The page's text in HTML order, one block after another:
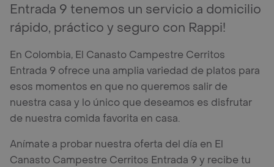
Entrada 9 tenemos un servicio a domicilio
rápido, práctico y seguro con Rappi!
En Colombia, El Canasto Campestre Cerritos
Entrada 9 ofrece una amplia variedad de platos para
esos momentos en que no queremos salir de
nuestra casa y lo único que deseamos es disfrutar
de nuestra comida favorita en casa.
Anímate a probar nuestra oferta del día en El
Canasto Campestre Cerritos Entrada 9 y recibe tu